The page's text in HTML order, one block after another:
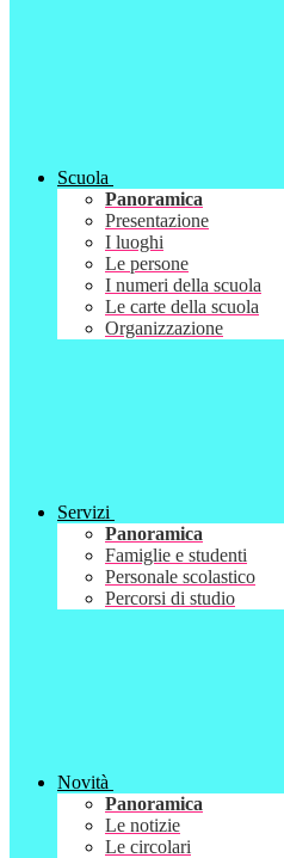
Scuola
Panoramica
Presentazione
I luoghi
Le persone
I numeri della scuola
Le carte della scuola
Organizzazione
Servizi
Panoramica
Famiglie e studenti
Personale scolastico
Percorsi di studio
Novità
Panoramica
Le notizie
Le circolari